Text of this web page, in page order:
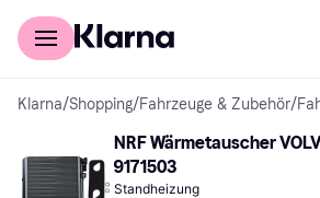
Für Shopper
Klarna/Shopping/Fahrzeuge & Zubehör/
NRF Wärmetauscher
9171503
Standheizung